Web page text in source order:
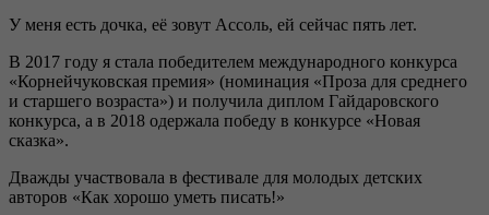
У меня есть дочка, её зовут Ассоль, ей сейчас пять лет.
В 2017 году я стала победителем международного конкурса
«Корнейчуковская премия» (номинация «Проза для среднего
и старшего возраста») и получила диплом Гайдаровского
конкурса, а в 2018 одержала победу в конкурсе «Новая
сказка».
Дважды участвовала в фестивале для молодых детских
авторов «Как хорошо уметь писать!»